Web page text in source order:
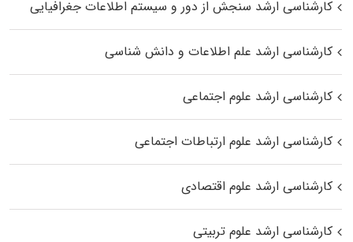
کارشناسی ارشد سنجش از دور و سیستم اطلاعات جغرافیایی
کارشناسی ارشد علم اطلاعات و دانش شناسی
کارشناسی ارشد علوم اجتماعی
کارشناسی ارشد علوم ارتباطات اجتماعی
کارشناسی ارشد علوم اقتصادی
کارشناسی ارشد علوم تربیتی